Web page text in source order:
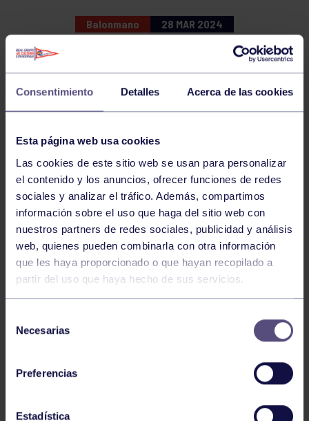
Consentimiento Detalles Acerca de las cookies
Esta página web usa cookies
Las cookies de este sitio web se usan para personalizar
el contenido y los anuncios, ofrecer funciones de redes
sociales y analizar el tráfico. Además, compartimos
información sobre el uso que haga del sitio web con
nuestros partners de redes sociales, publicidad y análisis
web, quienes pueden combinarla con otra información
que les haya proporcionado o que hayan recopilado a
partir del uso que haya hecho de sus servicios.
Necesarias
Preferencias
Estadística
Balonmano 28 MAR 2024
NOTICIAS RELACIONADAS
Balonmano 25 May 2026
LEO CARDELI, CONVOCADO CON
ESPAÑA